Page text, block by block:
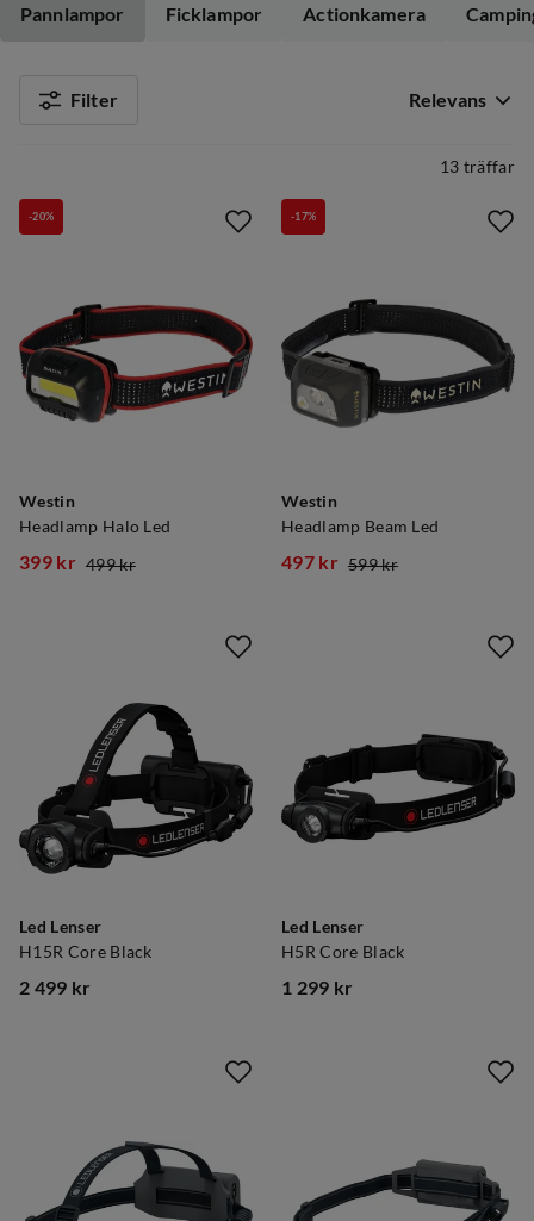
konfigurerad och hur fokuserat ljuset är (bred eller smal
med en räckvidd på flera hundra meter. Våra mest extrema
förhållanden.
Pannlampor Ficklampor Actionkamera
Filter Relevans
13 träffar
Westin
Headlamp Halo Led
-20%
399 kr 499 kr
Westin
Headlamp Beam Led
-17%
497 kr 599 kr
Led Lenser
H15R Core Black
2 499 kr
Led Lenser
H5R Core Black
1 299 kr